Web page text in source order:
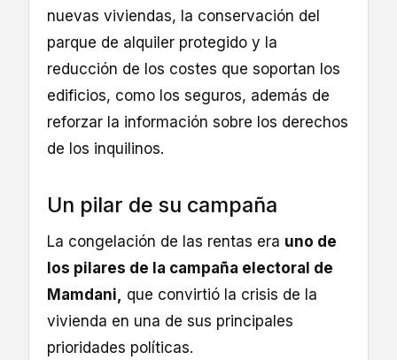
nuevas viviendas, la conservación del
parque de alquiler protegido y la
reducción de los costes que soportan los
edificios, como los seguros, además de
reforzar la información sobre los derechos
de los inquilinos.
Un pilar de su campaña
La congelación de las rentas era uno de
los pilares de la campaña electoral de
Mamdani, que convirtió la crisis de la
vivienda en una de sus principales
prioridades políticas.